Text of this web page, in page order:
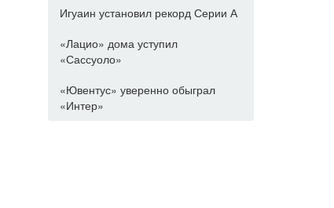
Игуаин установил рекорд Серии А
«Лацио» дома уступил
«Сассуоло»
«Ювентус» уверенно обыграл
«Интер»